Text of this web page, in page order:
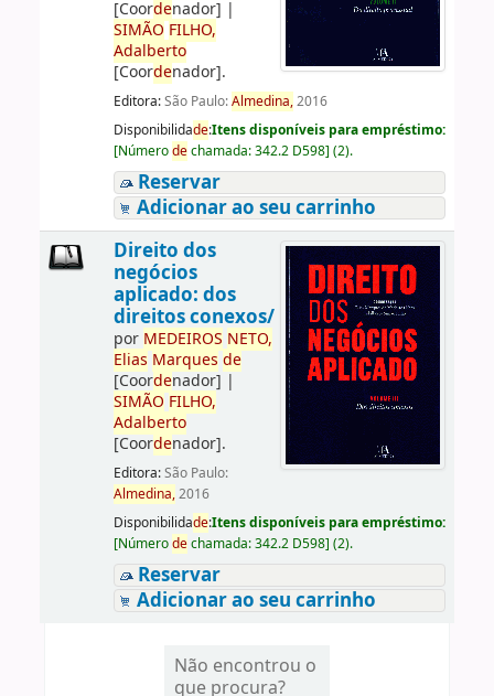
[Coordenador] |
SIMÃO FILHO,
Adalberto
[Coordenador].
Editora:São Paulo:Almedina,2016
Disponibilidade:Itens disponíveis para empréstimo:
[Númerodechamada:342.2 D598] (2).
Reservar
Adicionar ao seu carrinho
Direito dos
negócios
aplicado: dos
direitos conexos/
por MEDEIROS NETO,
Elias Marques de
[Coordenador] |
SIMÃO FILHO,
Adalberto
[Coordenador].
Editora:São Paulo:
Almedina,2016
Disponibilidade:Itens disponíveis para empréstimo:
[Númerodechamada:342.2 D598] (2).
Reservar
Adicionar ao seu carrinho
Não encontrou o
que procura?